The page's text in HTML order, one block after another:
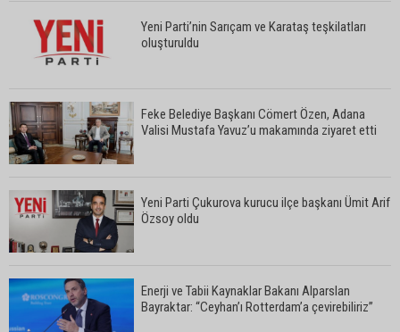
Yeni Parti’nin Sarıçam ve Karataş teşkilatları
oluşturuldu
Feke Belediye Başkanı Cömert Özen, Adana
Valisi Mustafa Yavuz’u makamında ziyaret etti
Yeni Parti Çukurova kurucu ilçe başkanı Ümit Arif
Özsoy oldu
Enerji ve Tabii Kaynaklar Bakanı Alparslan
Bayraktar: “Ceyhan’ı Rotterdam’a çevirebiliriz”